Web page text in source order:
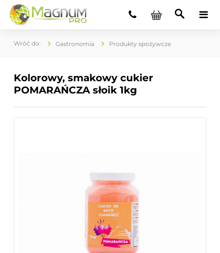
Gastronomia Produkty spożywcze
Kolorowy, smakowy cukier
POMARAŃCZA słoik 1kg